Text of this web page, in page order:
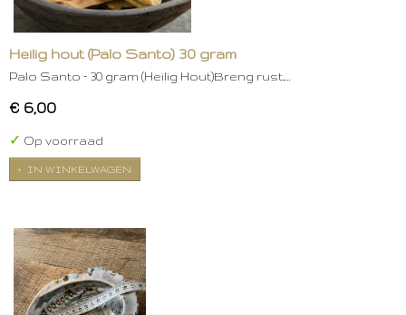
Heilig hout (Palo Santo) 30 gram
Palo Santo – 30 gram (Heilig Hout)Breng rust,…
€ 6,00
✓ Op voorraad
IN WINKELWAGEN